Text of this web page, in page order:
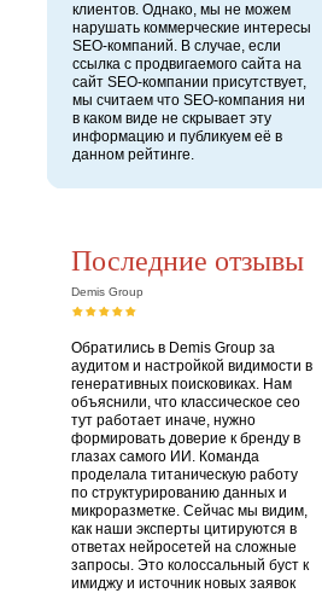
клиентов. Однако, мы не можем
нарушать коммерческие интересы
SEO-компаний. В случае, если
ссылка с продвигаемого сайта на
сайт SEO-компании присутствует,
мы считаем что SEO-компания ни
в каком виде не скрывает эту
информацию и публикуем её в
данном рейтинге.
Последние отзывы
Demis Group
Обратились в Demis Group за
аудитом и настройкой видимости в
генеративных поисковиках. Нам
объяснили, что классическое сео
тут работает иначе, нужно
формировать доверие к бренду в
глазах самого ИИ. Команда
проделала титаническую работу
по структурированию данных и
микроразметке. Сейчас мы видим,
как наши эксперты цитируются в
ответах нейросетей на сложные
запросы. Это колоссальный буст к
имиджу и источник новых заявок